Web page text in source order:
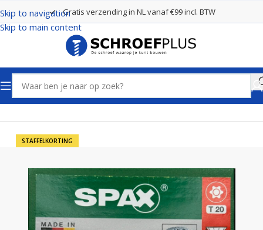
Skip to navigation
Skip to main content
Gratis verzending in NL vanaf €99 incl. BTW
Home Schroeven Spax Schroeven
STAFFELKORTING